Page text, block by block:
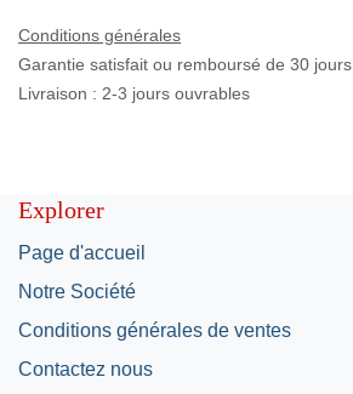
Conditions générales
Garantie satisfait ou remboursé de 30 jours
Livraison : 2-3 jours ouvrables
Explorer
Page d'accueil
Notre Société
Conditions générales de ventes
Contactez nous